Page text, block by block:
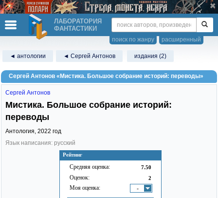
ЛАБОРАТОРИЯ
ФАНТАСТИКИ
расширенный
поиск по жанру
◄ антологии ◄ Сергей Антонов издания (2)
Сергей Антонов «Мистика. Большое собрание историй: переводы»
Рейтинг
Средняя оценка: 7.50
Оценок: 2
Моя оценка: -
Сергей Антонов
Мистика. Большое собрание историй:
переводы
Антология, 2022 год
Язык написания: русский